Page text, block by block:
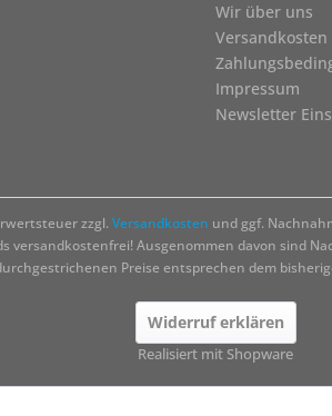
Wir über uns
Impressum
Newsletter
zzgl. Versandkosten und ggf.
versandkostenfrei! Ausgenommen davon sind
Preise entsprechen dem
Widerruf erklären
Realisiert mit Shopware